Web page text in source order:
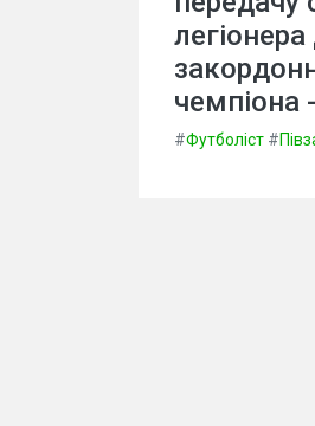
легіонера
чемпіона
#Футболіст #